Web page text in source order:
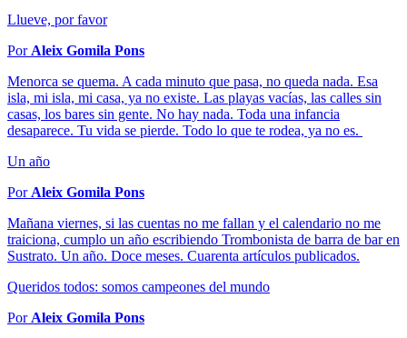
Llueve, por favor
Por Aleix Gomila Pons
Menorca se quema. A cada minuto que pasa, no queda nada. Esa
isla, mi isla, mi casa, ya no existe. Las playas vacías, las calles sin
casas, los bares sin gente. No hay nada. Toda una infancia
desaparece. Tu vida se pierde. Todo lo que te rodea, ya no es.
Un año
Por Aleix Gomila Pons
Mañana viernes, si las cuentas no me fallan y el calendario no me
traiciona, cumplo un año escribiendo Trombonista de barra de bar en
Sustrato. Un año. Doce meses. Cuarenta artículos publicados.
Queridos todos: somos campeones del mundo
Por Aleix Gomila Pons